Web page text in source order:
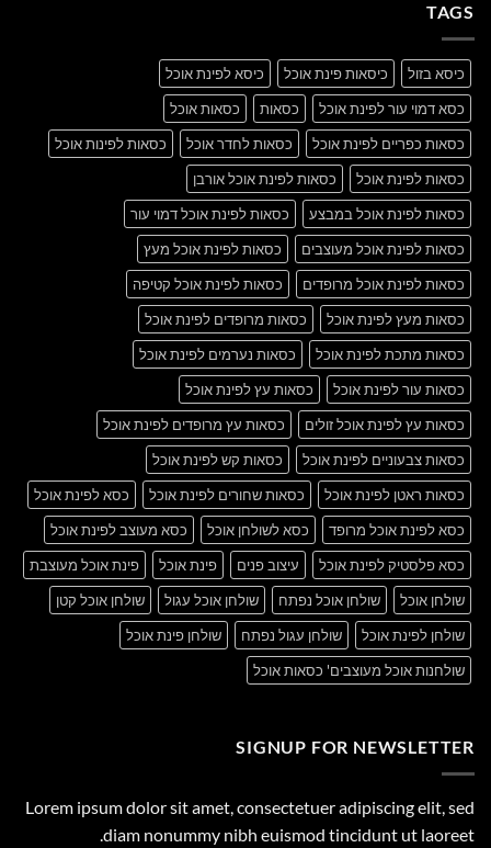
TAGS
כיסא בזול כיסאות פינת אוכל
כיסא לפינת אוכל
כסא דמוי עור לפינת אוכל
כסאות
כסאות אוכל
כסאות כפריים לפינת אוכל
כסאות לחדר אוכל
כסאות לפינות אוכל
כסאות לפינת אוכל
כסאות לפינת אוכל אורבן
כסאות לפינת אוכל במבצע
כסאות לפינת אוכל דמוי עור
כסאות לפינת אוכל מעוצבים
כסאות לפינת אוכל מעץ
כסאות לפינת אוכל מרופדים
כסאות לפינת אוכל קטיפה
כסאות מעץ לפינת אוכל
כסאות מרופדים לפינת אוכל
כסאות מתכת לפינת אוכל
כסאות נערמים לפינת אוכל
כסאות עור לפינת אוכל
כסאות עץ לפינת אוכל
כסאות עץ לפינת אוכל זולים
כסאות עץ מרופדים לפינת אוכל
כסאות צבעוניים לפינת אוכל
כסאות קש לפינת אוכל
כסאות ראטן לפינת אוכל
כסאות שחורים לפינת אוכל
כסא לפינת אוכל
כסא לפינת אוכל מרופד
כסא לשולחן אוכל
כסא מעוצב לפינת אוכל
כסא פלסטיק לפינת אוכל
עיצוב פנים פינת אוכל
פינת אוכל מעוצבת
שולחן אוכל
שולחן אוכל נפתח שולחן אוכל עגול
שולחן אוכל קטן
שולחן לפינת אוכל
שולחן עגול נפתח
שולחן פינת אוכל
שולחנות אוכל מעוצבים' כסאות אוכל
SIGNUP FOR NEWSLETTER
Lorem ipsum dolor sit amet, consectetuer adipiscing elit, sed
diam nonummy nibh euismod tincidunt ut laoreet.